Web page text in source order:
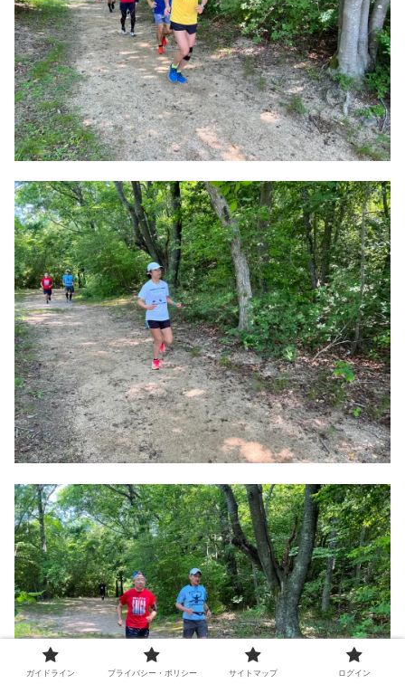
ガイドライン プライバシー・ポリシー サイトマップ ログイン